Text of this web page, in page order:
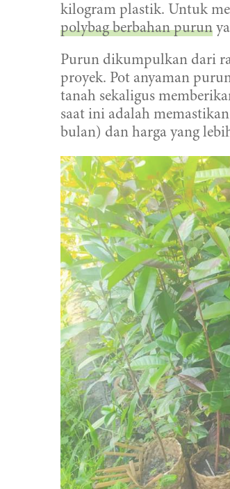
kilogram plastik. Untuk
polybag berbahan purun
Purun dikumpulkan dari
proyek. Pot anyaman
tanah sekaligus
saat ini adalah
bulan) dan harga yang